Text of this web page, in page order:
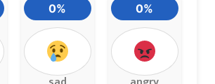
0% 0%